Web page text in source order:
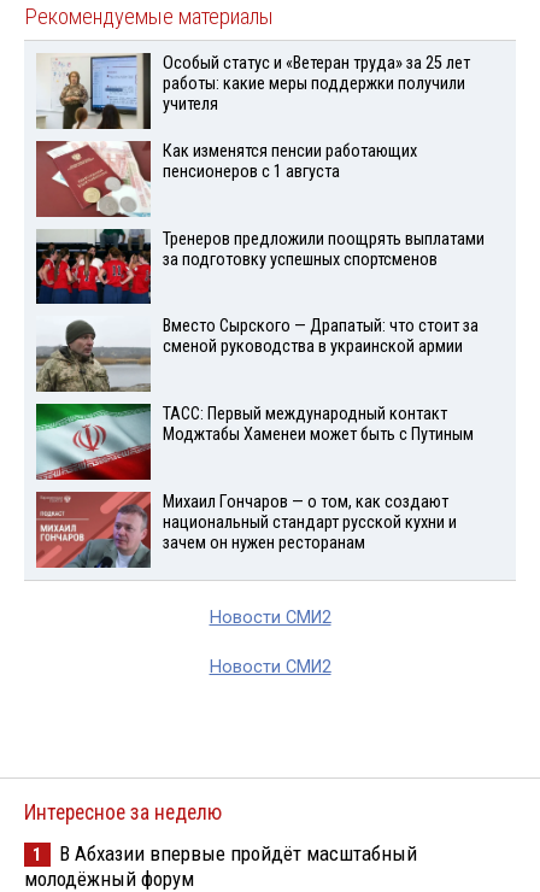
Рекомендуемые материалы
Особый статус и «Ветеран труда» за 25 лет
работы: какие меры поддержки получили
учителя
Как изменятся пенсии работающих
пенсионеров с 1 августа
Тренеров предложили поощрять выплатами
за подготовку успешных спортсменов
Вместо Сырского — Драпатый: что стоит за
сменой руководства в украинской армии
ТАСС: Первый международный контакт
Моджтабы Хаменеи может быть с Путиным
Михаил Гончаров — о том, как создают
национальный стандарт русской кухни и
зачем он нужен ресторанам
Новости СМИ2
Новости СМИ2
Интересное за неделю
1
В Абхазии впервые пройдёт масштабный
молодёжный форум